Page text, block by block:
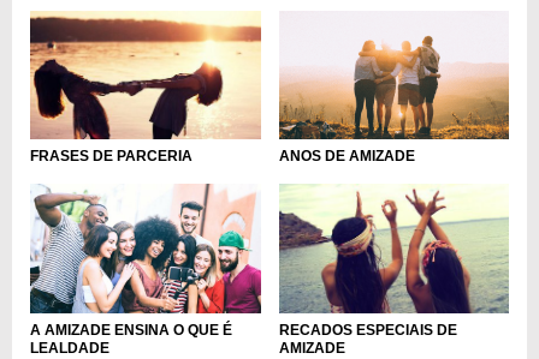
FRASES DE PARCERIA ANOS DE AMIZADE
A AMIZADE ENSINA O QUE É
LEALDADE
RECADOS ESPECIAIS DE
AMIZADE